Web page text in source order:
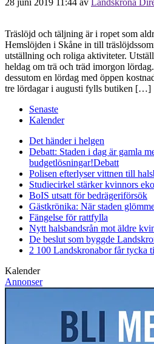
Träslöjd och täljning är i ropet som
Hemslöjden i Skåne in till
utställning och roliga aktiviteter.
heldag om trä och träd imorgon
dessutom en lördag med öppen
tre lördagar i augusti fylls butiken […]
Senaste
Kalender
Det händer i helgen
Debatt: Staden i dag är gamla
budgetlösningar!Debatt
Polisen efterlyser vittnen till
Studiecirkel stärker kvinnors
BoIS utsatt för bedrägeriförsök
Gästkrönika: När staden
Fängelse för rattfylla
Nytt halsbandsrån mot äldre
De beslut som byggde
2 100 Landskronabor får tycka
Kalender
Annonser